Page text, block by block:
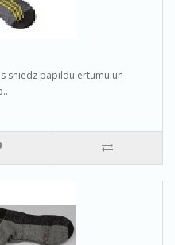
sniedz papildu ērtumu un